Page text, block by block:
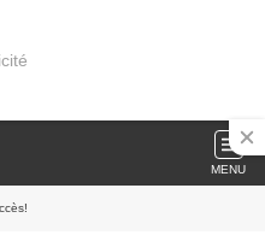
MENU